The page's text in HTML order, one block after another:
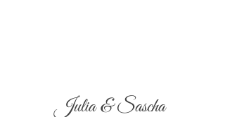
Julia & Sascha